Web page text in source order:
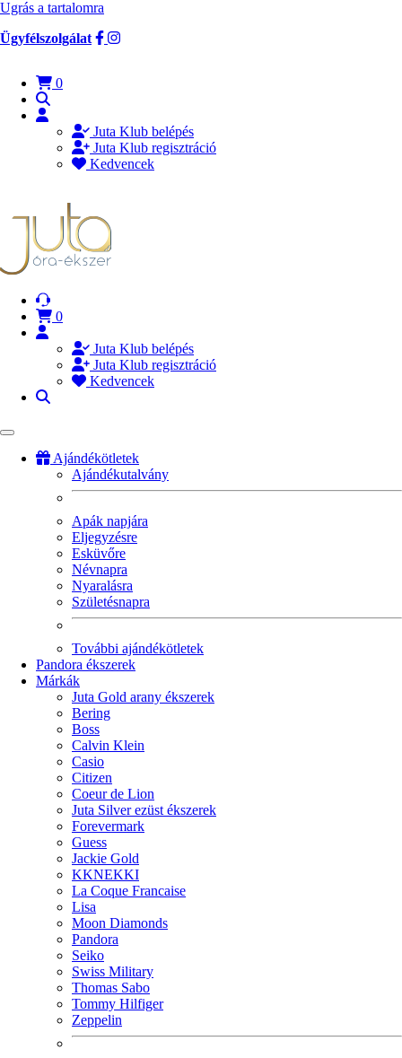
Ugrás a tartalomra
Ügyfélszolgálat
0
Juta Klub belépés
Juta Klub regisztráció
Kedvencek
0
Juta Klub belépés
Juta Klub regisztráció
Kedvencek
Ajándékötletek
Ajándékutalvány
Apák napjára
Eljegyzésre
Esküvőre
Névnapra
Nyaralásra
Születésnapra
További ajándékötletek
Pandora ékszerek
Márkák
Juta Gold arany ékszerek
Bering
Boss
Calvin Klein
Casio
Citizen
Coeur de Lion
Juta Silver ezüst ékszerek
Forevermark
Guess
Jackie Gold
KKNEKKI
La Coque Francaise
Lisa
Moon Diamonds
Pandora
Seiko
Swiss Military
Thomas Sabo
Tommy Hilfiger
Zeppelin